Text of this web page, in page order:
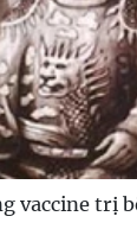
vaccine trị